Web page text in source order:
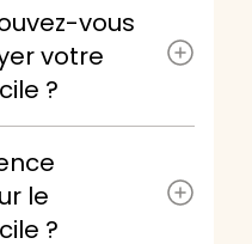
vous
votre
?
le
?